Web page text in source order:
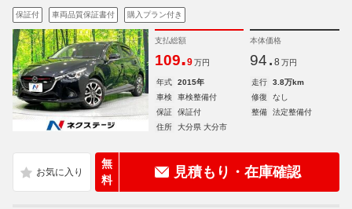
保証付 車両品質保証書付 購入プラン付き
支払総額
109.9 万円
本体価格
94. 8 万円
年式 2015年 走行
3.8万km
車検
車検整備付 修復
なし
保証
保証付 整備
法定整備付
住所
大分県 大分市
無
料
見積もり・在庫確認